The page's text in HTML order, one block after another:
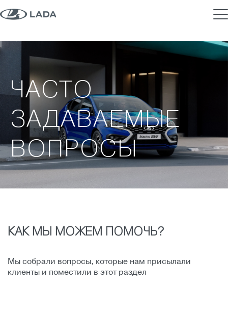
ЧАСТО
ЗАДАВАЕМЫЕ
ВОПРОСЫ
КАК МЫ МОЖЕМ ПОМОЧЬ?
Мы собрали вопросы, которые нам присылали
клиенты и поместили в этот раздел